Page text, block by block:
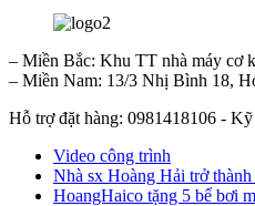
– Miền Bắc: Khu TT nhà máy cơ
– Miền Nam: 13/3 Nhị Bình 18,
Hỗ trợ đặt hàng: 0981418106 -
Video công trình
Nhà sx Hoàng Hải trở
HoangHaico tặng 5 bể bơi